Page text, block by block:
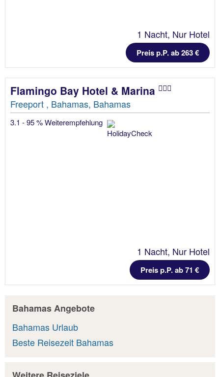
1 Nacht, Nur Hotel
Preis p.P. ab 263 €
Flamingo Bay Hotel & Marina
Freeport , Bahamas, Bahamas
3.1 - 95 % Weiterempfehlung
1 Nacht, Nur Hotel
Preis p.P. ab 71 €
Bahamas Angebote
Bahamas Urlaub
Beste Reisezeit Bahamas